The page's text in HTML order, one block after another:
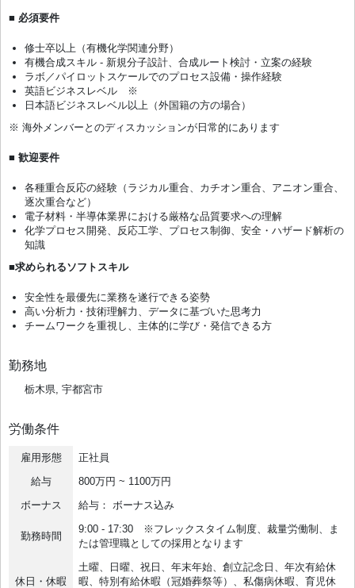
■ 必須要件
修士卒以上（有機化学関連分野）
有機合成スキル ‐ 新規分子設計、合成ルート検討・立案の経験
ラボ／パイロットスケールでのプロセス設備・操作経験
英語ビジネスレベル ※
日本語ビジネスレベル以上（外国籍の方の場合）
※ 海外メンバーとのディスカッションが日常的にあります
■ 歓迎要件
各種重合反応の経験（ラジカル重合、カチオン重合、アニオン重合、
逐次重合など）
電子材料・半導体業界における厳格な品質要求への理解
化学プロセス開発、反応工学、プロセス制御、安全・ハザード解析の
知識
■求められるソフトスキル
安全性を最優先に業務を遂行できる姿勢
高い分析力・技術理解力、データに基づいた思考力
チームワークを重視し、主体的に学び・発信できる方
勤務地
栃木県, 宇都宮市
労働条件
雇用形態
正社員
給与
800万円 ~ 1100万円
ボーナス
給与： ボーナス込み
勤務時間
9:00 - 17:30 ※フレックスタイム制度、裁量労働制、ま
たは管理職としての採用となります
休日・休暇
土曜、日曜、祝日、年末年始、創立記念日、年次有給休
暇、特別有給休暇（冠婚葬祭等）、私傷病休暇、育児休